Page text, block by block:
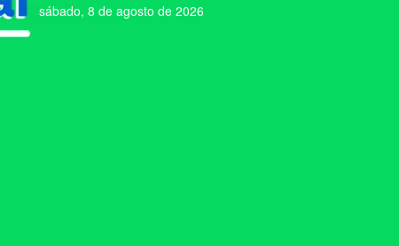
sábado, 8 de agosto de 2026